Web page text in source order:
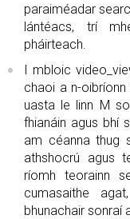
paraiméadar
lántéacs, trí
pháirteach.
I mbloic
chaoi a n-
uasta le linn M
fhianáin agus bhí
am céanna thug
athshocrú agus
ríomh teorainn
cumasaithe
bhunachair sonraí